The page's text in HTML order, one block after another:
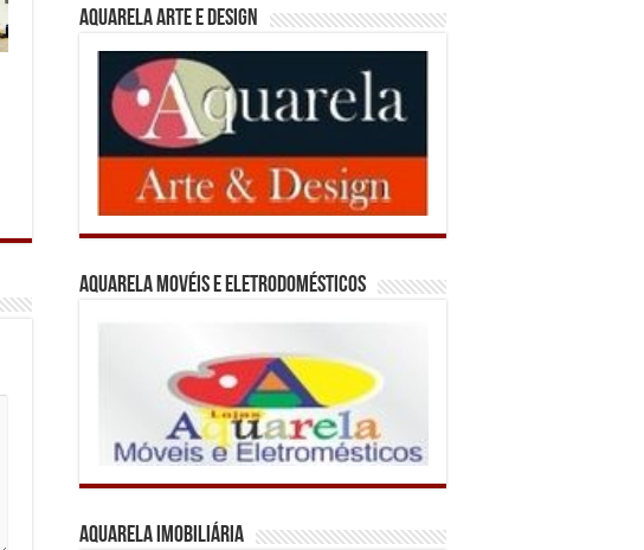
Aquarela Arte e Design
Aquarela Movéis e Eletrodomésticos
Aquarela Imobiliária